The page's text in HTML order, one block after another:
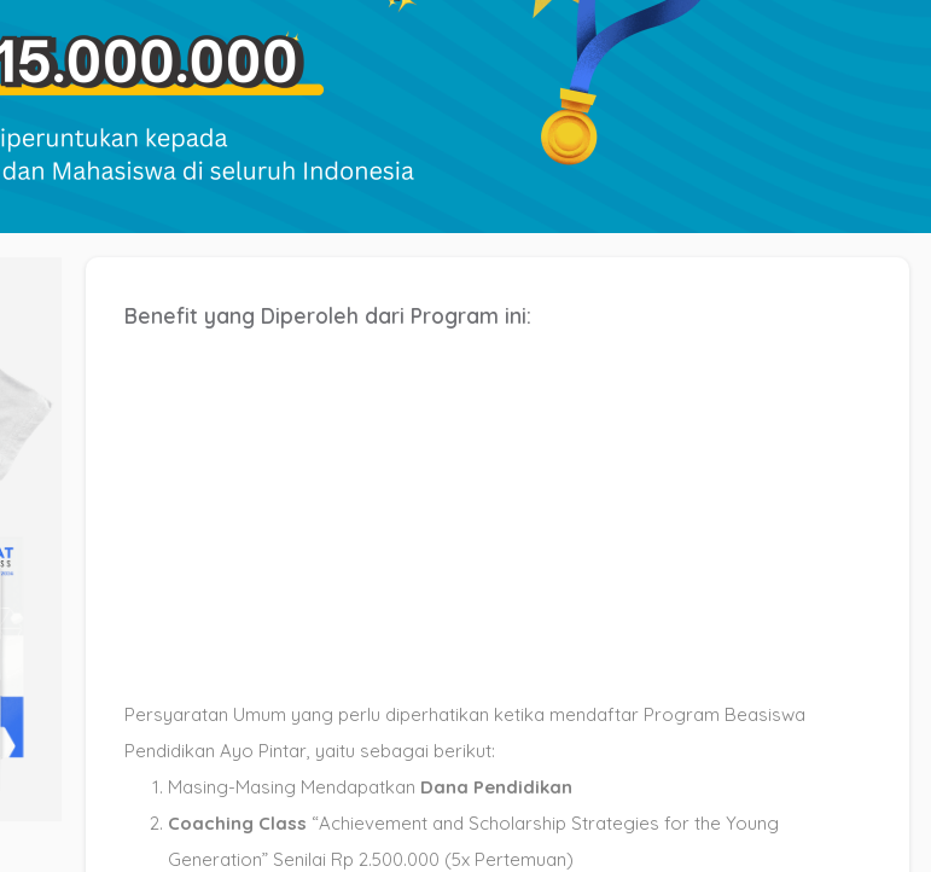
Benefit yang Diperoleh dari Program ini:
Persyaratan Umum yang perlu diperhatikan ketika mendaftar Program Beasiswa
Pendidikan Ayo Pintar, yaitu sebagai berikut:
Masing-Masing Mendapatkan Dana Pendidikan
Coaching Class “Achievement and Scholarship Strategies for the Young
Generation” Senilai Rp 2.500.000 (5x Pertemuan)